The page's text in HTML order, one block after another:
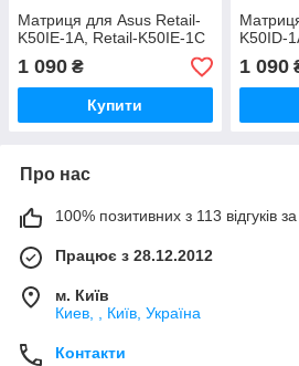
Матриця для Asus Retail-
K50IE-1A, Retail-K50IE-1C
1 090 ₴
Купити
K50ID-
1 090
Про нас
100% позитивних з 113 відгуків за
Працює з 28.12.2012
м. Київ
Киев, , Київ, Україна
Контакти